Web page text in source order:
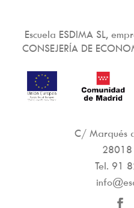
Escuela ESDIMA SL,
CONSEJERÍA DE
C/ Marqués
Tel. 91